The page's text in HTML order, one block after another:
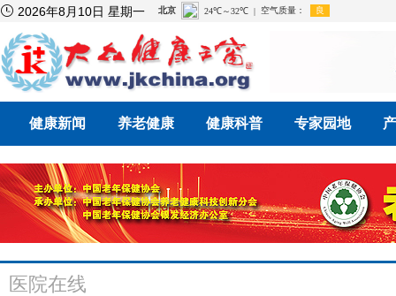
 2026年8月10日 星期一
健康新闻 养老健康 健康科普 专家园地
医院在线